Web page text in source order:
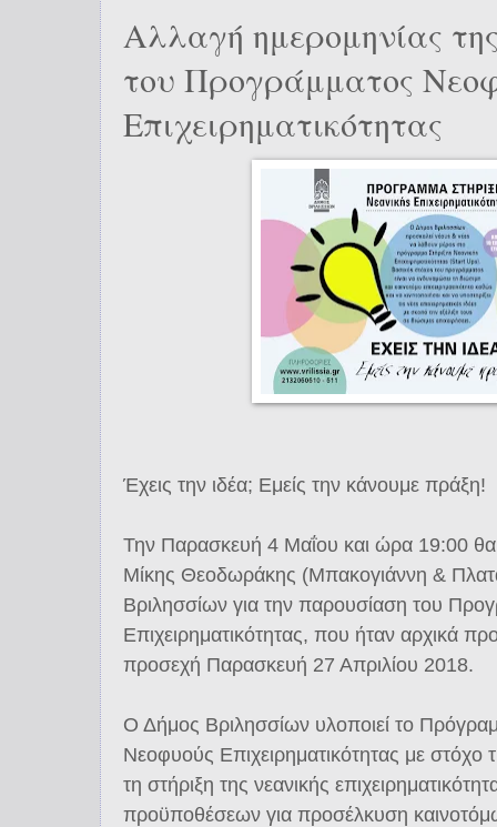
Αλλαγή ημερομηνίας
του Προγράμματος
Επιχειρηματικότητας
Έχεις την ιδέα; Εμείς την κάνουμε πράξη!
Την Παρασκευή 4 Μαΐου και ώρα 19:00
Μίκης Θεοδωράκης (Μπακογιάννη &
Βριλησσίων για την παρουσίαση του
Επιχειρηματικότητας, που ήταν αρχικά
προσεχή Παρασκευή 27 Απριλίου 2018.
Ο Δήμος Βριλησσίων υλοποιεί το
Νεοφυούς Επιχειρηματικότητας με στόχο
τη στήριξη της νεανικής
προϋποθέσεων για προσέλκυση